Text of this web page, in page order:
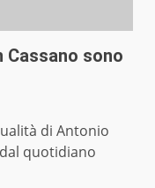
Cassano sono
di Antonio
quotidiano